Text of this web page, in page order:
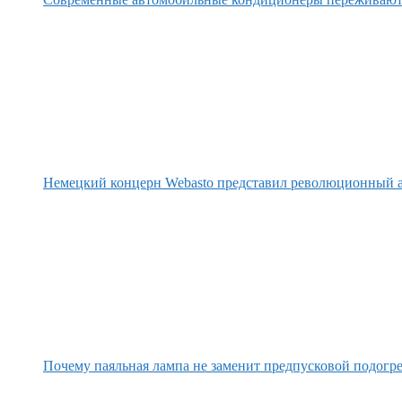
Немецкий концерн Webasto представил революционный
Почему паяльная лампа не заменит предпусковой